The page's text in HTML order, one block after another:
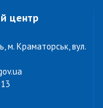
центр
м. Краматорськ, вул.